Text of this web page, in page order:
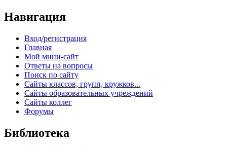
Навигация
Вход/регистрация
Главная
Мой мини-сайт
Ответы на вопросы
Поиск по сайту
Сайты классов, групп, кружков...
Сайты образовательных учреждений
Сайты коллег
Форумы
Библиотека